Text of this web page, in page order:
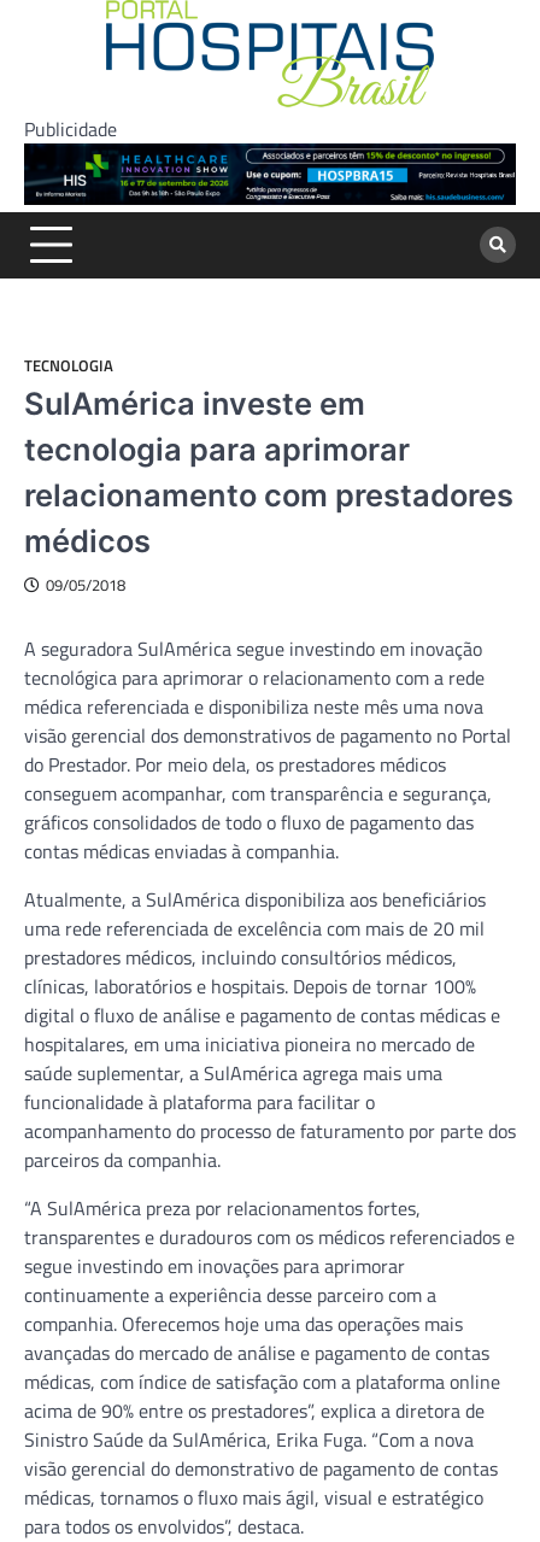
Publicidade
TECNOLOGIA
SulAmérica investe em
tecnologia para aprimorar
relacionamento com prestadores
médicos
09/05/2018
A seguradora SulAmérica segue investindo em inovação
tecnológica para aprimorar o relacionamento com a rede
médica referenciada e disponibiliza neste mês uma nova
visão gerencial dos demonstrativos de pagamento no Portal
do Prestador. Por meio dela, os prestadores médicos
conseguem acompanhar, com transparência e segurança,
gráficos consolidados de todo o fluxo de pagamento das
contas médicas enviadas à companhia.
Atualmente, a SulAmérica disponibiliza aos beneficiários
uma rede referenciada de excelência com mais de 20 mil
prestadores médicos, incluindo consultórios médicos,
clínicas, laboratórios e hospitais. Depois de tornar 100%
digital o fluxo de análise e pagamento de contas médicas e
hospitalares, em uma iniciativa pioneira no mercado de
saúde suplementar, a SulAmérica agrega mais uma
funcionalidade à plataforma para facilitar o
acompanhamento do processo de faturamento por parte dos
parceiros da companhia.
“A SulAmérica preza por relacionamentos fortes,
transparentes e duradouros com os médicos referenciados e
segue investindo em inovações para aprimorar
continuamente a experiência desse parceiro com a
companhia. Oferecemos hoje uma das operações mais
avançadas do mercado de análise e pagamento de contas
médicas, com índice de satisfação com a plataforma online
acima de 90% entre os prestadores”, explica a diretora de
Sinistro Saúde da SulAmérica, Erika Fuga. “Com a nova
visão gerencial do demonstrativo de pagamento de contas
médicas, tornamos o fluxo mais ágil, visual e estratégico
para todos os envolvidos”, destaca.